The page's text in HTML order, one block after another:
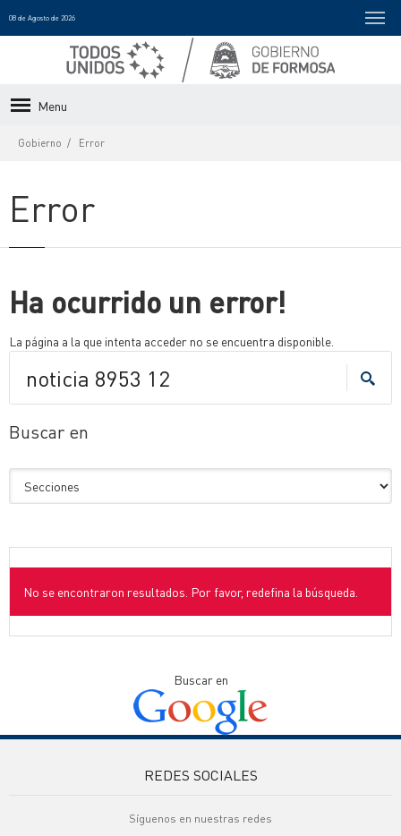
08 de Agosto de 2026
Menu
Gobierno Error
Error
Ha ocurrido un error!
La página a la que intenta acceder no se encuentra disponible.
Buscar en
No se encontraron resultados. Por favor, redefina la búsqueda.
Buscar en
REDES SOCIALES
Síguenos en nuestras redes